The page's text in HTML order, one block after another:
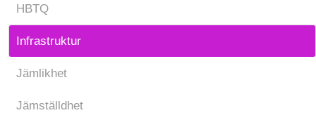
HBTQ
Infrastruktur
Jämlikhet
Jämställdhet